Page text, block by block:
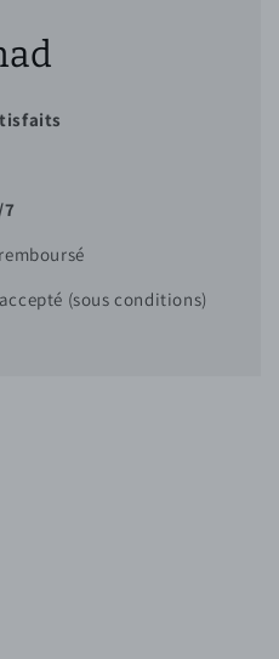
accepté (sous conditions)